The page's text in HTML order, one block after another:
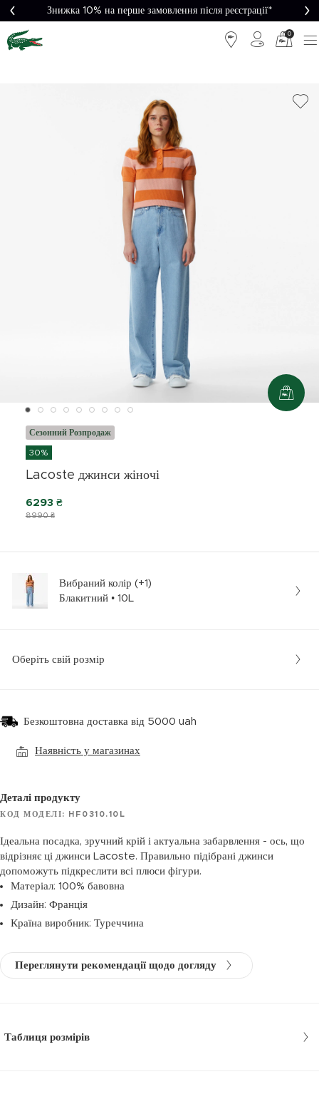
Знижка 10% на перше замовлення після реєстрації*
0
Сезонний Розпродаж
30%
Lacoste джинси жіночі
8990 ₴
6293 ₴
Вибраний колір (+1)
Блакитний • 10L
Оберіть свій розмір
Безкоштовна доставка від 5000 uah
Наявність у магазинах
Деталі продукту
КОД МОДЕЛІ: HF0310.10L
Ідеальна посадка, зручний крій і актуальна забарвлення - ось, що
відрізняє ці джинси Lacoste. Правильно підібрані джинси
допоможуть підкреслити всі плюси фігури.
Матеріал: 100% бавовна
Дизайн: Франція
Країна виробник: Туреччина
Переглянути рекомендації щодо догляду
Таблиця розмірів
Безкоштовна
доставка від
5000₴*